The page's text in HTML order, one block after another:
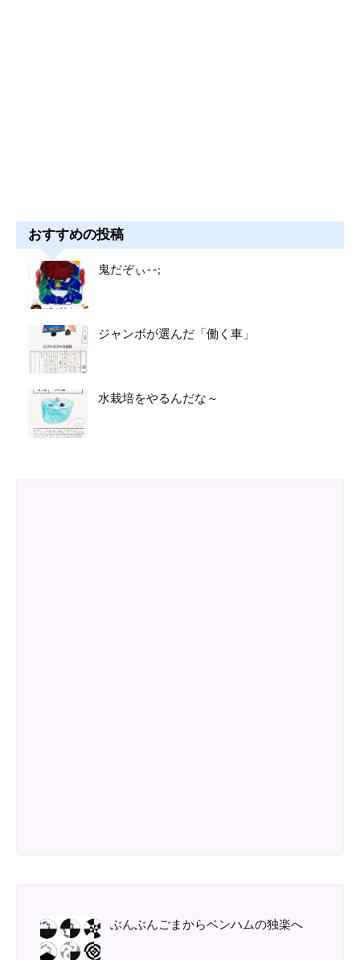
おすすめの投稿
鬼だぞぃ^^;
ジャンボが選んだ「働く車」
水栽培をやるんだな～
ぶんぶんごまからベンハムの独楽へ